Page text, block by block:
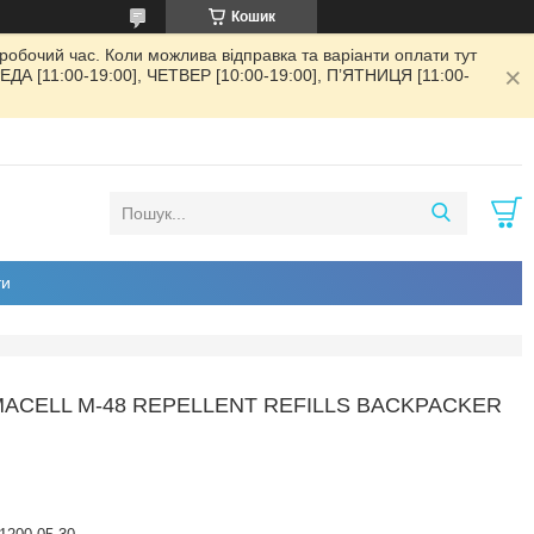
Кошик
час. Коли можлива відправка та варіанти оплати тут
[11:00-19:00], ЧЕТВЕР [10:00-19:00], ПʼЯТНИЦЯ [11:00-
M-48 REPELLENT REFILLS BACKPACKER